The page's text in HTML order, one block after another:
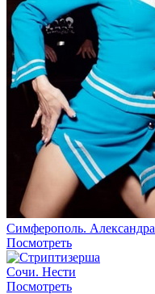
Симферополь. Александра
Посмотреть
Сочи. Нести
Посмотреть